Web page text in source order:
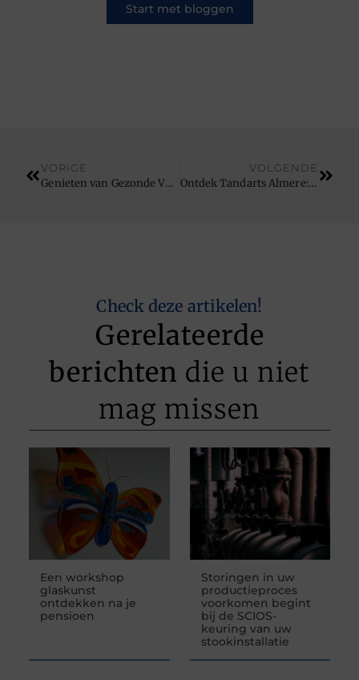
Start met bloggen
VORIGE
Genieten van Gezonde Voeten en Luxe Behandelingen in Almere
VOLGENDE
Ontdek Tandarts Almere: Uw Partner voor Gezondheidszorg in de Tandheelkunde
Check deze artikelen!
Gerelateerde
berichten die u niet
mag missen
Een workshop
glaskunst
ontdekken na je
pensioen
Storingen in uw
productieproces
voorkomen begint
bij de SCIOS-
keuring van uw
stookinstallatie